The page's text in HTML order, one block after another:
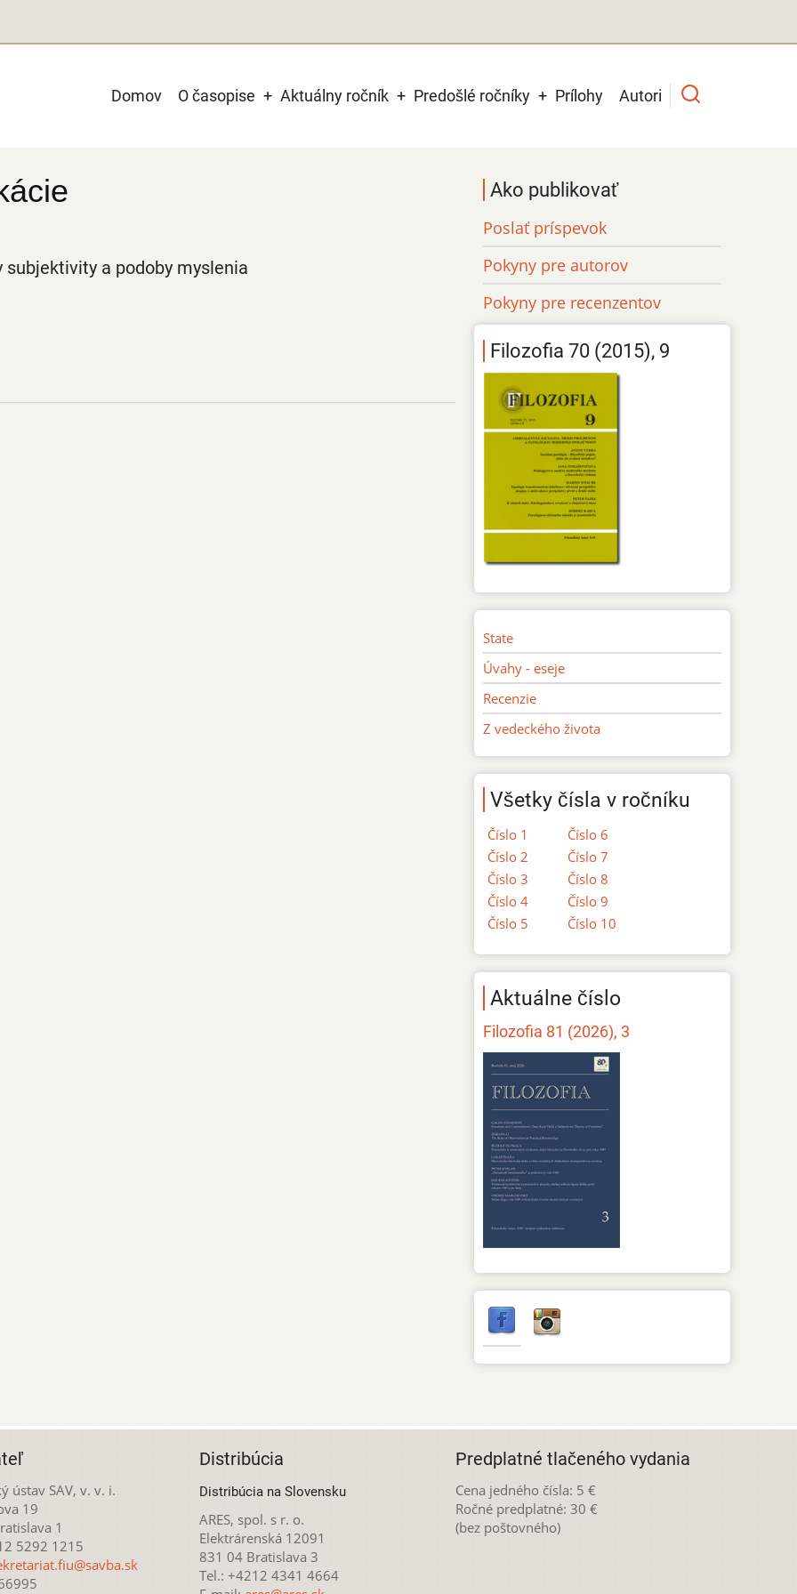
Main
Domov O časopise Aktuálny ročník Predošlé ročníky Prílohy Autori
subjektivity a podoby myslenia
Ako publikovať
Poslať príspevok
Pokyny pre autorov
Pokyny pre recenzentov
Filozofia 70 (2015), 9
State
Úvahy - eseje
Recenzie
Z vedeckého života
Všetky čísla v ročníku
Číslo 1
Číslo 2
Číslo 3
Číslo 4
Číslo 5
Číslo 6
Číslo 7
Číslo 8
Číslo 9
Číslo 10
Aktuálne číslo
Filozofia 81 (2026), 3
ústav SAV, v. v. i.
19
1
5292 1215
Distribúcia
Distribúcia na Slovensku
ARES, spol. s r. o.
Elektrárenská 12091
831 04 Bratislava 3
Tel.: +4212 4341 4664
Predplatné tlačeného vydania
Cena jedného čísla: 5 €
Ročné predplatné: 30 €
(bez poštovného)